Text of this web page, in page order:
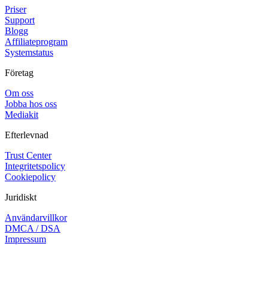
Priser
Support
Blogg
Affiliateprogram
Systemstatus
Företag
Om oss
Jobba hos oss
Mediakit
Efterlevnad
Trust Center
Integritetspolicy
Cookiepolicy
Juridiskt
Användarvillkor
DMCA / DSA
Impressum